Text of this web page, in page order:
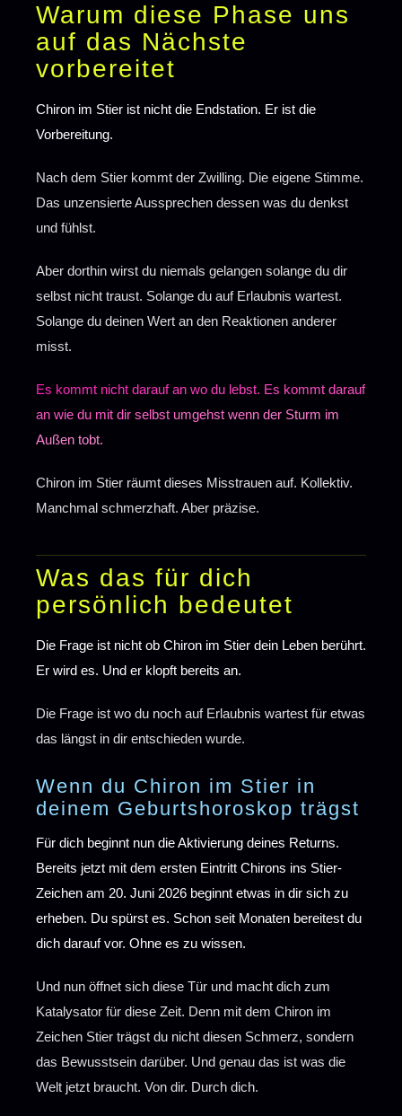
Warum diese Phase uns
auf das Nächste
vorbereitet
Chiron im Stier ist nicht die Endstation. Er ist die
Vorbereitung.
Nach dem Stier kommt der Zwilling. Die eigene Stimme.
Das unzensierte Aussprechen dessen was du denkst
und fühlst.
Aber dorthin wirst du niemals gelangen solange du dir
selbst nicht traust. Solange du auf Erlaubnis wartest.
Solange du deinen Wert an den Reaktionen anderer
misst.
Es kommt nicht darauf an wo du lebst. Es kommt darauf
an wie du mit dir selbst umgehst wenn der Sturm im
Außen tobt.
Chiron im Stier räumt dieses Misstrauen auf. Kollektiv.
Manchmal schmerzhaft. Aber präzise.
Was das für dich
persönlich bedeutet
Die Frage ist nicht ob Chiron im Stier dein Leben berührt.
Er wird es. Und er klopft bereits an.
Die Frage ist wo du noch auf Erlaubnis wartest für etwas
das längst in dir entschieden wurde.
Wenn du Chiron im Stier in
deinem Geburtshoroskop trägst
Für dich beginnt nun die Aktivierung deines Returns.
Bereits jetzt mit dem ersten Eintritt Chirons ins Stier-
Zeichen am 20. Juni 2026 beginnt etwas in dir sich zu
erheben. Du spürst es. Schon seit Monaten bereitest du
dich darauf vor. Ohne es zu wissen.
Und nun öffnet sich diese Tür und macht dich zum
Katalysator für diese Zeit. Denn mit dem Chiron im
Zeichen Stier trägst du nicht diesen Schmerz, sondern
das Bewusstsein darüber. Und genau das ist was die
Welt jetzt braucht. Von dir. Durch dich.